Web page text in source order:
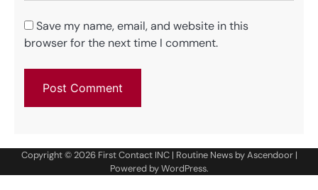
Save my name, email, and website in this
browser for the next time I comment.
Copyright © 2026 First Contact INC| Routine News byAscendoor|
Powered byWordPress.